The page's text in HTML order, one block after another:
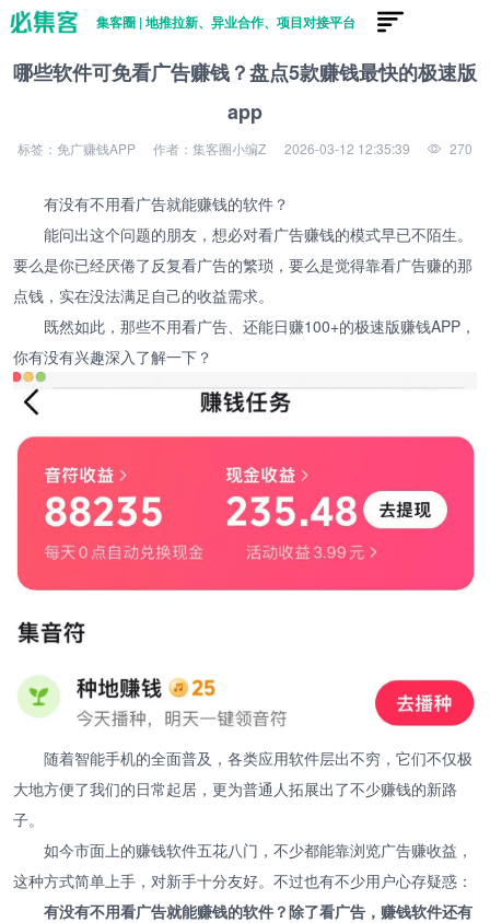
集客圈 | 地推拉新、异业合作、项目对接平台
哪些软件可免看广告赚钱？盘点5款赚钱最快的极速版
app
标签：免广赚钱APP 作者：集客圈小编Z 2026-03-12 12:35:39 270
有没有不用看广告就能赚钱的软件？
能问出这个问题的朋友，想必对看广告赚钱的模式早已不陌生。
要么是你已经厌倦了反复看广告的繁琐，要么是觉得靠看广告赚的那
点钱，实在没法满足自己的收益需求。
既然如此，那些不用看广告、还能日赚100+的极速版赚钱APP，
你有没有兴趣深入了解一下？
随着智能手机的全面普及，各类应用软件层出不穷，它们不仅极
大地方便了我们的日常起居，更为普通人拓展出了不少赚钱的新路
子。
如今市面上的赚钱软件五花八门，不少都能靠浏览广告赚收益，
这种方式简单上手，对新手十分友好。不过也有不少用户心存疑惑：
有没有不用看广告就能赚钱的软件？除了看广告，赚钱软件还有